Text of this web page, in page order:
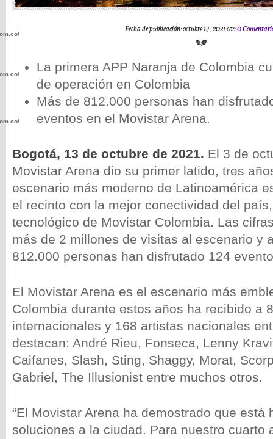
Fecha de publicación: octubre 14, 2021 con0
La primera APP Naranja de Colombia
de operación en Colombia
Más de 812.000 personas han
eventos en el Movistar Arena.
Bogotá, 13 de octubre de 2021. El 3 de
Movistar Arena dio su primer latido, tres
escenario más moderno de Latinoamérica
el recinto con la mejor conectividad del
tecnológico de Movistar Colombia. Las
más de 2 millones de visitas al escenario y
812.000 personas han disfrutado 124
El Movistar Arena es el escenario más
Colombia durante estos años ha recibido a
internacionales y 168 artistas nacionales
destacan: André Rieu, Fonseca, Lenny
Caifanes, Slash, Sting, Shaggy, Morat,
Gabriel, The Illusionist entre muchos otros.
“El Movistar Arena ha demostrado que está
soluciones a la ciudad. Para nuestro cuarto
wp-
wp-
wp-
wp-